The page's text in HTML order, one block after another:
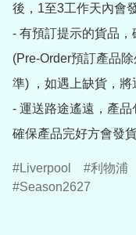
後，1至3工作天內會
- 有預訂提示的貨品
(Pre-Order預訂產品
準) ，如遇上缺貨，將
- 運送路途遙遠，產
確保產品完好方會發
Liverpool 利物浦
Season2627